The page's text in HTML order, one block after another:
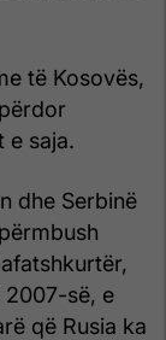
të Kosovës,
e saja.
dhe Serbinë
2007-së, e
që Rusia ka